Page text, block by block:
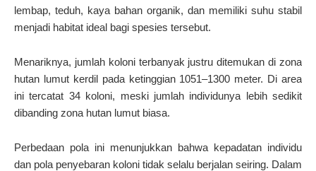
lembap, teduh, kaya bahan organik, dan memiliki suhu stabil
menjadi habitat ideal bagi spesies tersebut.
Menariknya, jumlah koloni terbanyak justru ditemukan di zona
hutan lumut kerdil pada ketinggian 1051–1300 meter. Di area
ini tercatat 34 koloni, meski jumlah individunya lebih sedikit
dibanding zona hutan lumut biasa.
Perbedaan pola ini menunjukkan bahwa kepadatan individu
dan pola penyebaran koloni tidak selalu berjalan seiring. Dalam